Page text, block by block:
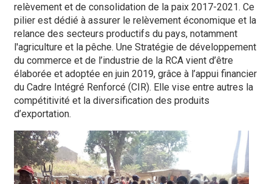
relèvement et de consolidation de la paix 2017-2021. Ce
pilier est dédié à assurer le relèvement économique et la
relance des secteurs productifs du pays, notamment
l'agriculture et la pêche. Une Stratégie de développement
du commerce et de l’industrie de la RCA vient d’être
élaborée et adoptée en juin 2019, grâce à l’appui financier
du Cadre Intégré Renforcé (CIR). Elle vise entre autres la
compétitivité et la diversification des produits
d’exportation.